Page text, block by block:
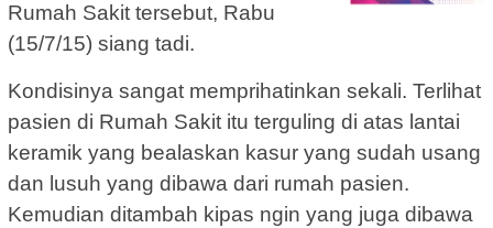
Rumah Sakit tersebut, Rabu
(15/7/15) siang tadi.
Kondisinya sangat memprihatinkan sekali. Terlihat
pasien di Rumah Sakit itu terguling di atas lantai
keramik yang bealaskan kasur yang sudah usang
dan lusuh yang dibawa dari rumah pasien.
Kemudian ditambah kipas ngin yang juga dibawa